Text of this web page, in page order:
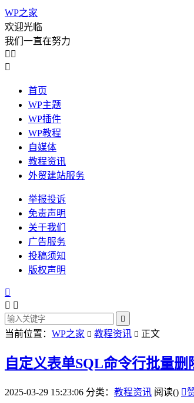
WP之家
欢迎光临
我们一直在努力
 

首页
WP主题
WP插件
WP教程
自媒体
教程资讯
外贸建站服务
举报投诉
免责声明
关于我们
广告服务
投稿须知
版权声明

 

当前位置： WP之家  教程资讯  正文
自定义表单SQL命令行批量删
2025-03-29 15:23:06 分类： 教程资讯 阅读() 